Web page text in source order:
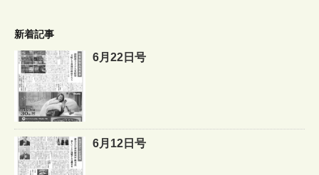
新着記事
6月22日号
6月12日号